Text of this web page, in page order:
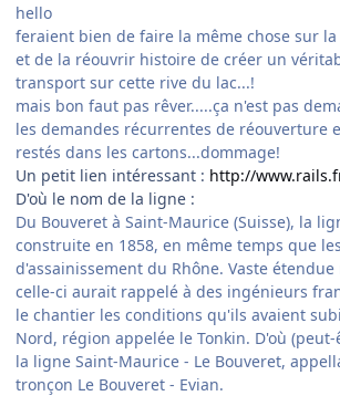
hello
feraient bien de faire la même chose sur
et de la réouvrir histoire de créer un
transport sur cette rive du lac...!
mais bon faut pas rêver.....ça n'est pas
les demandes récurrentes de réouverture
restés dans les cartons...dommage!
Un petit lien intéressant : http://
D'où le nom de la ligne :
Du Bouveret à Saint-Maurice (Suisse), la
construite en 1858, en même temps que
d'assainissement du Rhône. Vaste étendue
celle-ci aurait rappelé à des ingénieurs
le chantier les conditions qu'ils avaient
Nord, région appelée le Tonkin. D'où
la ligne Saint-Maurice - Le Bouveret,
tronçon Le Bouveret - Evian.